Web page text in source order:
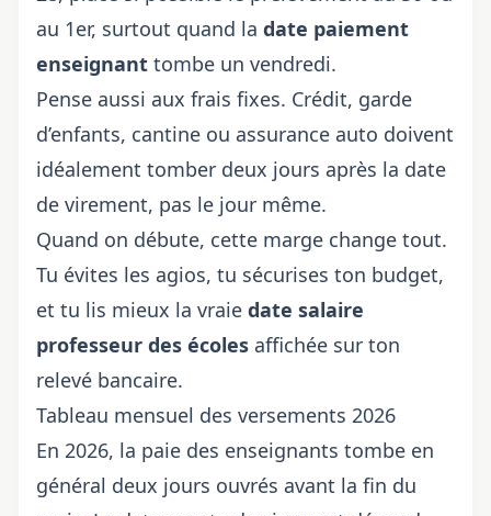
au 1er, surtout quand la date paiement
enseignant tombe un vendredi.
Pense aussi aux frais fixes. Crédit, garde
d’enfants, cantine ou assurance auto doivent
idéalement tomber deux jours après la date
de virement, pas le jour même.
Quand on débute, cette marge change tout.
Tu évites les agios, tu sécurises ton budget,
et tu lis mieux la vraie date salaire
professeur des écoles affichée sur ton
relevé bancaire.
Tableau mensuel des versements 2026
En 2026, la paie des enseignants tombe en
général deux jours ouvrés avant la fin du